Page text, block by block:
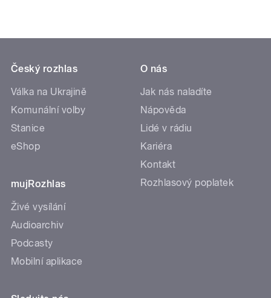
Český rozhlas
Válka na Ukrajině
Komunální volby
Stanice
eShop
mujRozhlas
Živé vysílání
Audioarchiv
Podcasty
Mobilní aplikace
O nás
Jak nás naladíte
Nápověda
Lidé v rádiu
Kariéra
Kontakt
Rozhlasový poplatek